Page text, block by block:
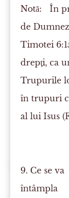
Notă: În
de
Timotei
drepţi, ca
Trupurile
în trupuri
al lui Isus
9. Ce se va
întâmpla